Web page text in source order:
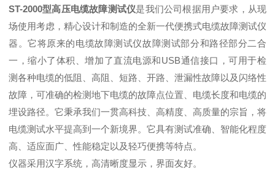
ST-2000型高压电缆故障测试仪是我们公司根据用户要求，从现
场使用考虑，精心设计和制造的全新一代便携式电缆故障测试仪
器。它将原来的电缆故障测试仪故障测试部分和路径部分二合
一，缩小了体积、增加了直流电源和USB通信接口，可用于检
测各种电缆的低阻、高阻、短路、开路、泄漏性故障以及闪络性
故障，可准确的检测地下电缆的故障点位置、电缆长度和电缆的
埋设路径。它秉承我们一贯高科技、高精度、高质量的宗旨，将
电缆测试水平提高到一个新境界。它具有测试准确、智能化程度
高、适应面广、性能稳定以及轻巧便携等特点。
仪器采用汉字系统，高清晰度显示，界面友好。